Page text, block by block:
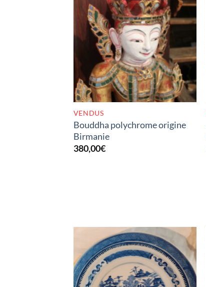
RUPTURE DE STOCK
VENDUS
Bouddha polychrome origine
Birmanie
380,00€